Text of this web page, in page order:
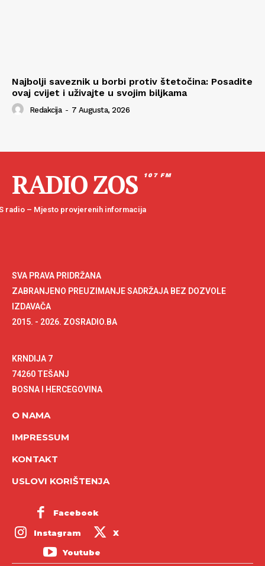
Najbolji saveznik u borbi protiv štetočina: Posadite
ovaj cvijet i uživajte u svojim biljkama
Redakcija - 7 Augusta, 2026
RADIO ZOS 107 FM
radio – Mjesto provjerenih informacija
SVA PRAVA PRIDRŽANA
ZABRANJENO PREUZIMANJE SADRŽAJA BEZ DOZVOLE
IZDAVAČA
2015. - 2026. ZOSRADIO.BA
KRNDIJA 7
74260 TEŠANJ
BOSNA I HERCEGOVINA
O NAMA
IMPRESSUM
KONTAKT
USLOVI KORIŠTENJA
Facebook
Instagram X
Youtube